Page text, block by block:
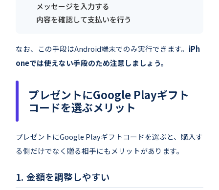
メッセージを入力する
内容を確認して支払いを行う
なお、この手段はAndroid端末でのみ実行できます。 iPh
oneでは使えない手段のため注意しましょう。
プレゼントにGoogle Playギフト
コードを選ぶメリット
プレゼントにGoogle Playギフトコードを選ぶと、購入す
る側だけでなく贈る相手にもメリットがあります。
金額を調整しやすい